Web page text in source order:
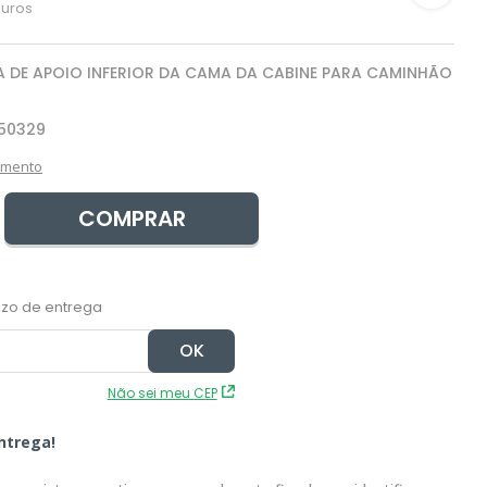
DE APOIO INFERIOR DA CAMA DA CABINE PARA CAMINHÃO
COMPRAR
Não sei meu CEP